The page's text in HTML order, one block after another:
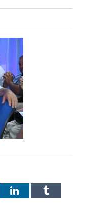
LinkedInTumblr